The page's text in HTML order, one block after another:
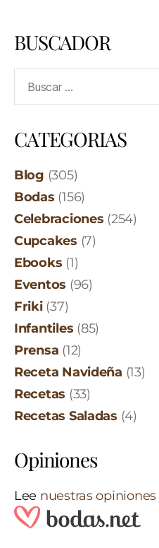
BUSCADOR
CATEGORIAS
Blog (305)
Bodas (156)
Celebraciones (254)
Cupcakes (7)
Ebooks (1)
Eventos (96)
Friki(37)
Infantiles (85)
Prensa (12)
Receta Navideña (13)
Recetas (33)
Recetas Saladas (4)
Opiniones
Lee nuestras opiniones